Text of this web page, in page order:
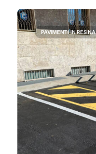
PAVIMENTI IN RESINA